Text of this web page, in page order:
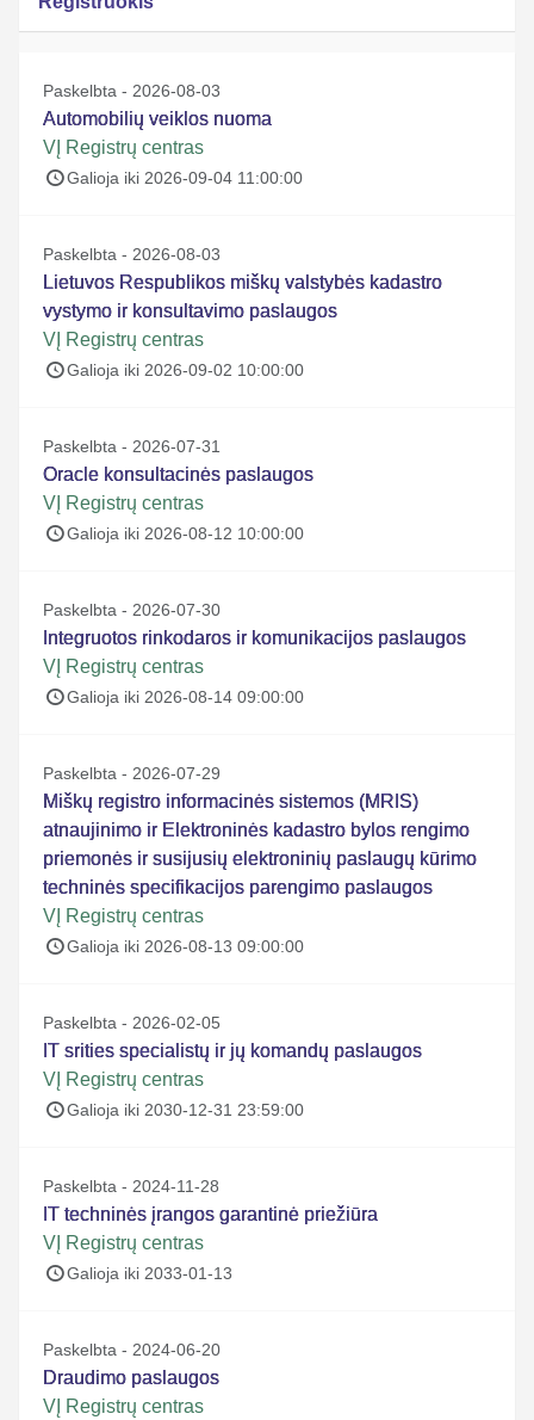
Paskelbta - 2026-08-03
Automobilių veiklos nuoma
VĮ Registrų centras
Galioja iki 2026-09-04 11:00:00
Paskelbta - 2026-08-03
Lietuvos Respublikos miškų valstybės kadastro
vystymo ir konsultavimo paslaugos
VĮ Registrų centras
Galioja iki 2026-09-02 10:00:00
Paskelbta - 2026-07-31
Oracle konsultacinės paslaugos
VĮ Registrų centras
Galioja iki 2026-08-12 10:00:00
Paskelbta - 2026-07-30
Integruotos rinkodaros ir komunikacijos paslaugos
VĮ Registrų centras
Galioja iki 2026-08-14 09:00:00
Paskelbta - 2026-07-29
Miškų registro informacinės sistemos (MRIS)
atnaujinimo ir Elektroninės kadastro bylos rengimo
priemonės ir susijusių elektroninių paslaugų kūrimo
techninės specifikacijos parengimo paslaugos
VĮ Registrų centras
Galioja iki 2026-08-13 09:00:00
Paskelbta - 2026-02-05
IT srities specialistų ir jų komandų paslaugos
VĮ Registrų centras
Galioja iki 2030-12-31 23:59:00
Paskelbta - 2024-11-28
IT techninės įrangos garantinė priežiūra
VĮ Registrų centras
Galioja iki 2033-01-13
Paskelbta - 2024-06-20
Draudimo paslaugos
VĮ Registrų centras